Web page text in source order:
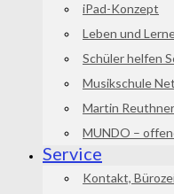
iPad-Konzept
Leben und
Schüler helfen
Musikschule
Martin
MUNDO –
Service
Kontakt,